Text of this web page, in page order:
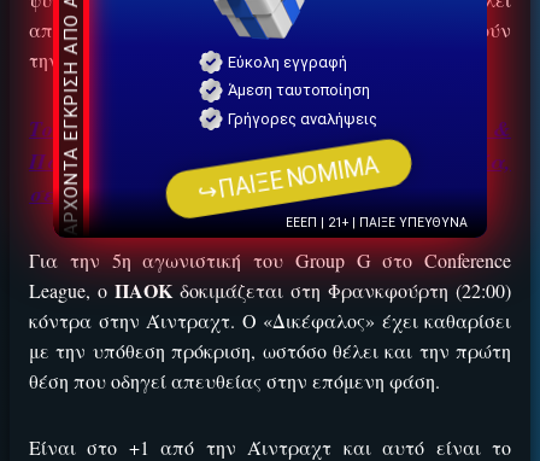
αποτέλεσμα για να καλύψει δύο σενάρια που αφορούν
την ευρωπαϊκή του παρουσία.
Το συνδυαστικό στοίχημα Χ ημίχρονο &
Παλάσιος Over 0,5 προσπάθειες στην εστία,
σε απόδοση 3.80 στο Bet Builder της Stoiximan.
Για την 5η αγωνιστική του Group G στο Conference
League, ο ΠΑΟΚ δοκιμάζεται στη Φρανκφούρτη (22:00)
κόντρα στην Άιντραχτ. Ο «Δικέφαλος» έχει καθαρίσει
με την υπόθεση πρόκριση, ωστόσο θέλει και την πρώτη
θέση που οδηγεί απευθείας στην επόμενη φάση.
Είναι στο +1 από την Άιντραχτ και αυτό είναι το
ΕΓΚΡΙΣΗ ΑΠΟ ΑΡΧΟΝΤΑ ΕΓΚΡΙΣΗ ΑΠΟ ΑΡΧΟΝΤΑ
Εύκολη εγγραφή
Άμεση ταυτοποίηση
Γρήγορες αναλήψεις
↪ΠΑΙΞΕ ΝΟΜΙΜΑ
ΕΕΕΠ | 21+ | ΠΑΙΞΕ ΥΠΕΥΘΥΝΑ